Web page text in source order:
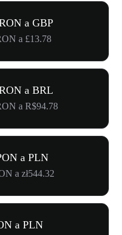
a GBP
a £13.78
a BRL
a R$94.78
a PLN
a zł544.32
a PLN